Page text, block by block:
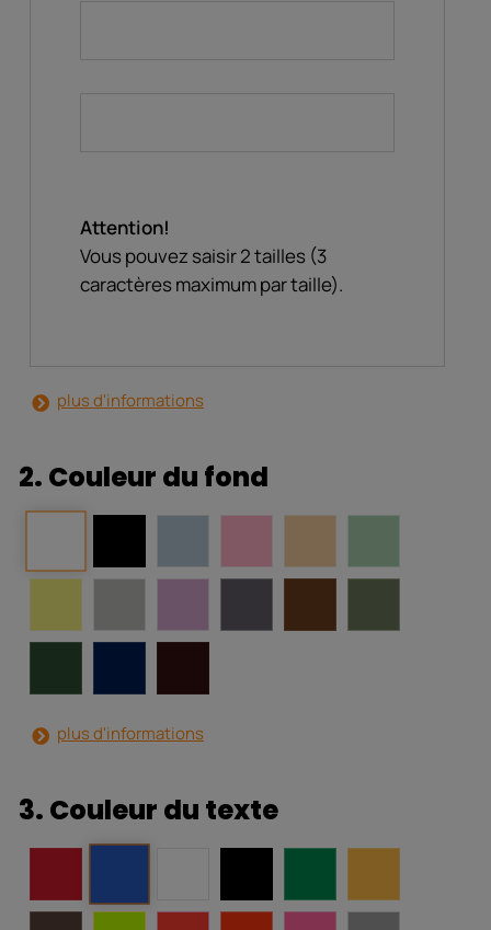
Attention!
Vous pouvez saisir 2 tailles (3
caractères maximum par taille).
plus d'informations
2. Couleur du fond
plus d'informations
3. Couleur du texte